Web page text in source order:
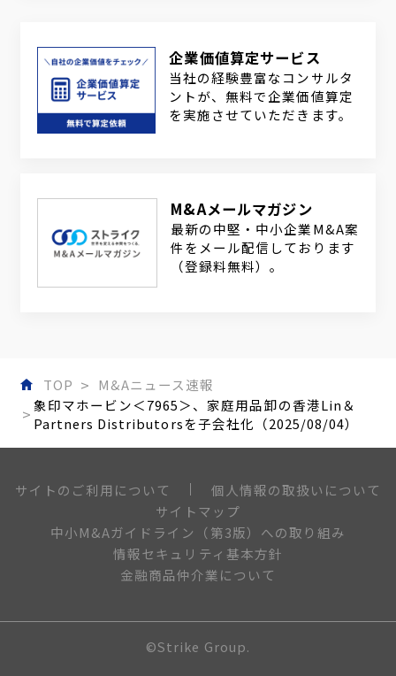
企業価値算定サービス
当社の経験豊富なコンサルタ
ントが、無料で企業価値算定
を実施させていただきます。
M&Aメールマガジン
最新の中堅・中小企業M&A案
件をメール配信しております
（登録料無料）。
TOP
M&Aニュース速報
象印マホービン＜7965＞、家庭用品卸の香港Lin＆
Partners Distributorsを子会社化（2025/08/04）
サイトのご利用について
個人情報の取扱いについて
サイトマップ
中小M&Aガイドライン（第3版）への取り組み
情報セキュリティ基本方針
金融商品仲介業について
©Strike Group.